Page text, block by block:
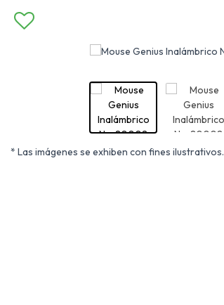
* Las imágenes se exhiben con fines ilustrativos.